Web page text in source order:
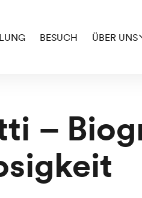
BESUCH ÜBER UNS
–